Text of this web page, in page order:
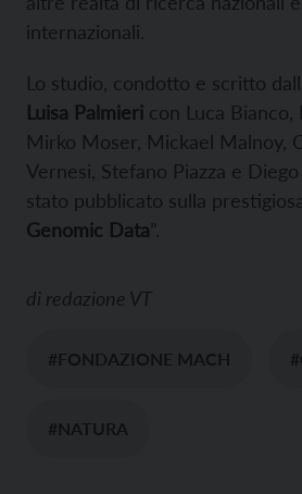
internazionali.
Lo studio, condotto e scritto
Luisa Palmieri con Luca Bianco,
Mirko Moser, Mickael Malnoy,
Vernesi, Stefano Piazza e
stato pubblicato sulla
Genomic Data”.
di redazione VT
#FONDAZIONE MACH
#NATURA